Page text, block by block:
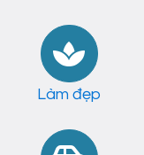
Làm đẹp